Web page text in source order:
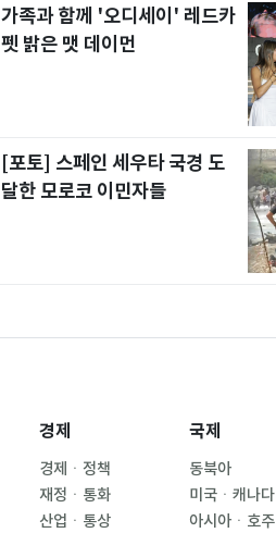
가족과 함께 '오디세이' 레드카
펫 밝은 맷 데이먼
[포토] 스페인 세우타 국경 도
달한 모로코 이민자들
경제
경제ㆍ정책
재정ㆍ통화
산업ㆍ통상
국제
동북아
미국ㆍ캐나다
아시아ㆍ호주